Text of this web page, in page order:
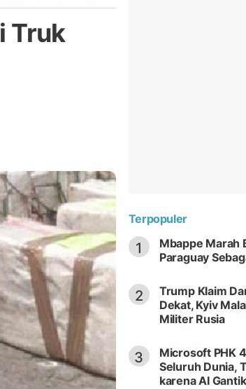
Truk
Terpopuler
1
Mbappe Marah
Paraguay
2
Trump Klaim
Dekat, Kyiv
Militer Rusia
3
Microsoft PHK
Seluruh Dunia,
karena AI